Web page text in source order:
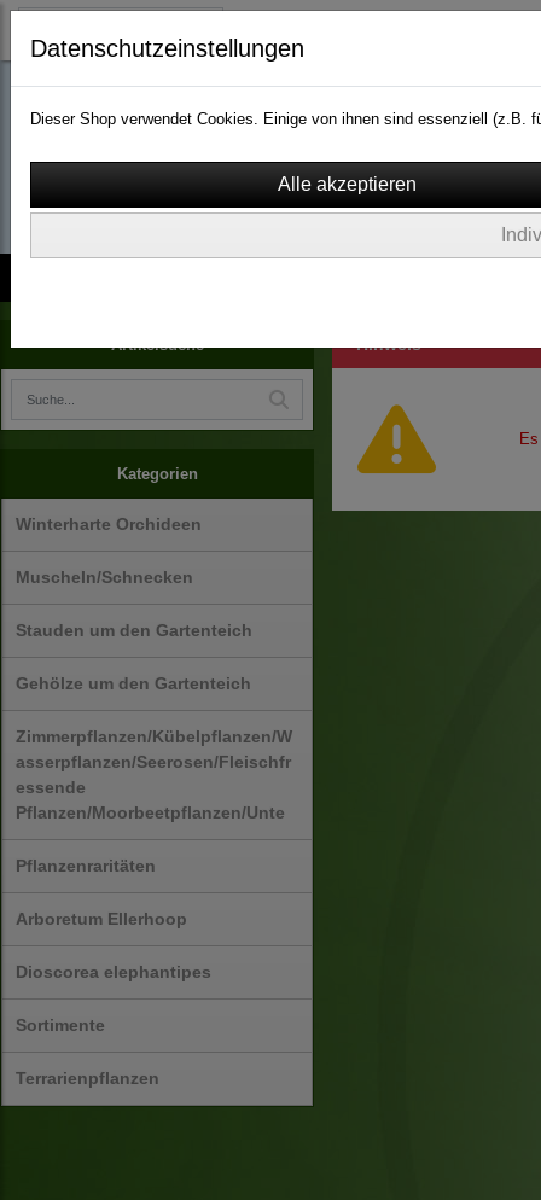
wassergarten-
Artikelsuche
Kategorien
Winterharte Orchideen
Muscheln/Schnecken
Stauden um den Gartenteich
Gehölze um den Gartenteich
Zimmerpflanzen/Kübelpflanzen/W
asserpflanzen/Seerosen/Fleischfr
essende
Pflanzen/Moorbeetpflanzen/Unte
Pflanzenraritäten
Arboretum Ellerhoop
Dioscorea elephantipes
Sortimente
Terrarienpflanzen
Hinweis
Datenschutzeinstellungen
Dieser Shop verwendet Cookies. Einige von ihnen sind essenziell (z.B.